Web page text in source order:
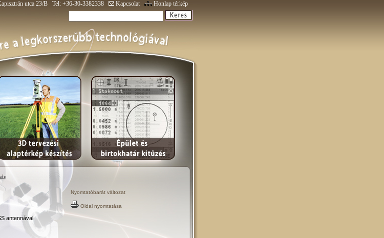
utca 23/B Tel: +36-30-3382338 Kapcsolat Honlap térkép
antennával
Nyomtatóbarát változat
Oldal nyomtatása